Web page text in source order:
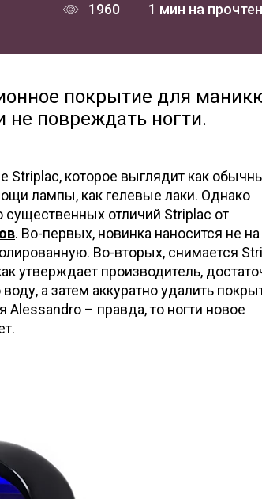
1960 1 мин на
покрытие для
не повреждать ногти.
Striplac, которое выглядит как
лампы, как гелевые лаки. Однако
существенных отличий Striplac от
. Во-первых, новинка наносится не на
Во-вторых, снимается
утверждает производитель,
а затем аккуратно удалить
– правда, то ногти новое